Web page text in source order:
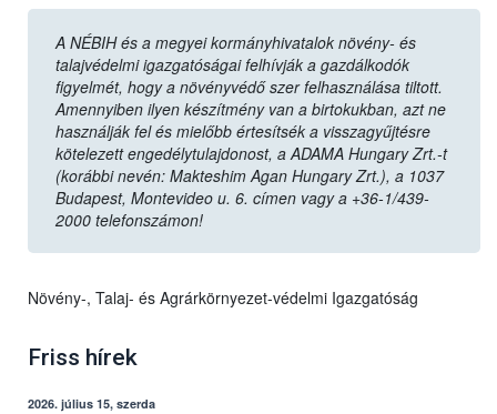
A NÉBIH és a megyei kormányhivatalok növény- és
talajvédelmi igazgatóságai felhívják a gazdálkodók
figyelmét, hogy a növényvédő szer felhasználása tiltott.
Amennyiben ilyen készítmény van a birtokukban, azt ne
használják fel és mielőbb értesítsék a visszagyűjtésre
kötelezett engedélytulajdonost, a ADAMA Hungary Zrt.-t
(korábbi nevén: Makteshim Agan Hungary Zrt.), a 1037
Budapest, Montevideo u. 6. címen vagy a +36-1/439-
2000 telefonszámon!
Növény-, Talaj- és Agrárkörnyezet-védelmi Igazgatóság
Friss hírek
2026. július 15, szerda